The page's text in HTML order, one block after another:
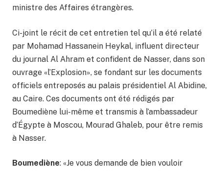
ministre des Affaires étrangères.
Ci-joint le récit de cet entretien tel qu’il a été relaté
par Mohamad Hassanein Heykal, influent directeur
du journal Al Ahram et confident de Nasser, dans son
ouvrage «l’Explosion», se fondant sur les documents
officiels entreposés au palais présidentiel Al Abidine,
au Caire. Ces documents ont été rédigés par
Boumediène lui-même et transmis à l’ambassadeur
d’Égypte à Moscou, Mourad Ghaleb, pour être remis
à Nasser.
Boumediène: «Je vous demande de bien vouloir